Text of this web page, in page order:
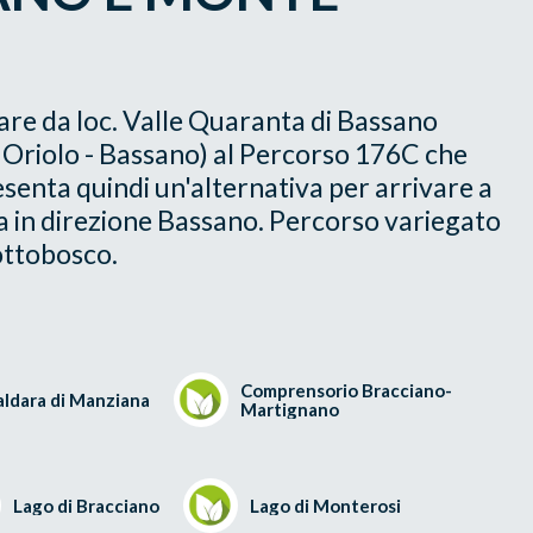
da loc. Valle Quaranta di Bassano
- Bassano) al Percorso 176C che
quindi un'alternativa per arrivare a
in direzione Bassano. Percorso variegato
di Manziana
Comprensorio Bracciano-
Martignano
Lago di Bracciano Lago di Monterosi